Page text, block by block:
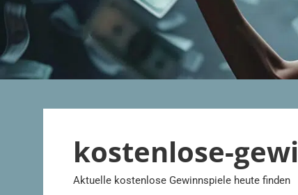
kostenlose-
Aktuelle kostenlose Gewinnspiele heute finden